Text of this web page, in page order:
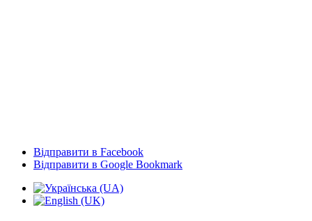
Відправити в Facebook
Відправити в Google Bookmark